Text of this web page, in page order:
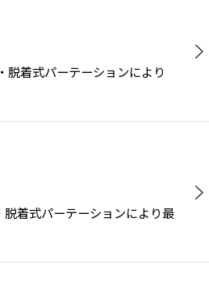
脱着式パーテーションにより
脱着式パーテーションにより最